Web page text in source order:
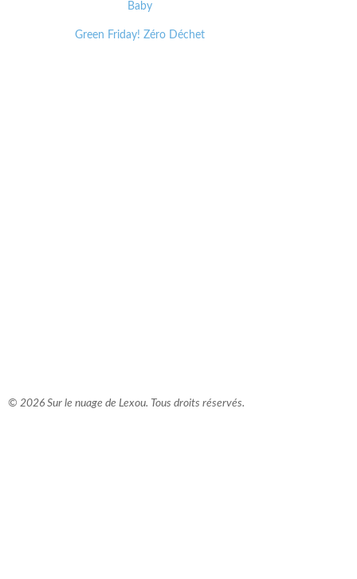
Baby
Green Friday! Zéro Déchet
© 2026 Sur le nuage de Lexou. Tous droits réservés.